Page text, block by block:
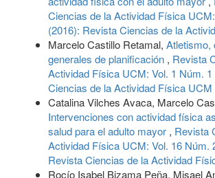
Ciencias de la Actividad Física
(2016): Revista Ciencias de la
Marcelo Castillo Retamal, Atletismo,
generales de planificación , Revista
Actividad Física UCM: Vol. 1 Núm.
Ciencias de la Actividad Física UCM
Catalina Vilches Avaca, Marcelo
Intervenciones con actividad física
salud para el adulto mayor , Revista
Actividad Física UCM: Vol. 16 Núm.
Revista Ciencias de la Actividad
Rocío Isabel Bizama Peña, Misael